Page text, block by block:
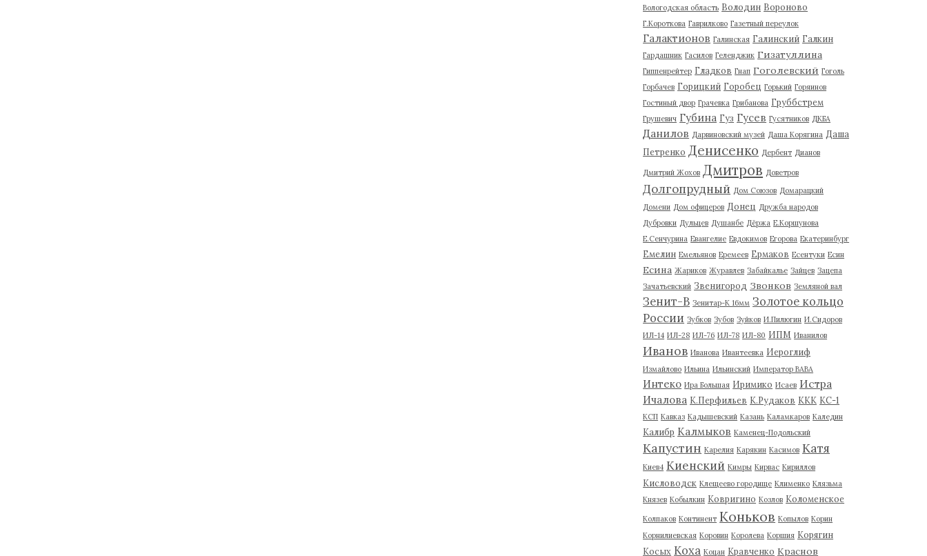
Вологодская область Володин Вороново
Г.Короткова Гаврилково Газетный переулок
Галактионов Галинская Галинский Галкин
Гардашник Гасилов Геленджик Гизатуллина
Гиппенрейтер Гладков Гнап Гоголевский Гоголь
Горбачев Горицкий Горобец Горький Горяинов
Гостиный двор Грачевка Грибанова Груббстрем
Грушевич Губина Гуз Гусев Гусятников ДКБА
Данилов Дарвиновский музей Даша Корягина Даша
Петренко Денисенко Дербент Дианов
Дмитрий Жохов Дмитров Доветров
Долгопрудный Дом Союзов Домарацкий
Домени Дом офицеров Донец Дружба народов
Дубровки Дульцев Душанбе Дёржа Е.Коршунова
Е.Сенчурина Евангелие Евдокимов Егорова Екатеринбург
Емелин Емельянов Еремеев Ермаков Есентуки Есин
Есина Жариков Журавлев Забайкалье Зайцев Зацепа
Зачатьевский Звенигород Звонков Земляной вал
Зенит-В Зенитар-К 16мм Золотое кольцо
России Зубков Зубов Зуйков И.Пилюгин И.Сидоров
ИЛ-14 ИЛ-28 ИЛ-76 ИЛ-78 ИЛ-80 ИПМ Иванилов
Иванов Иванова Ивантеевка Иероглиф
Измайлово Ильина Ильинский Император ВАВА
Интеко Ира Большая Иримико Исаев Истра
Ичалова К.Перфильев К.Рудаков ККК КС-1
КСП Кавказ Кадышевский Казань Каламкаров Каледин
Калибр Калмыков Каменец-Подольский
Капустин Карелия Карякин Касимов Катя
Киев4 Киенский Кимры Кирвас Кириллов
Кисловодск Клещеево городище Клименко Клязьма
Князев Кобылкин Ковригино Козлов Коломенское
Колпаков Континент Коньков Копылов Корин
Корнилиевская Коровин Королева Коршия Корягин
Косых Коха Коцан Кравченко Краснов